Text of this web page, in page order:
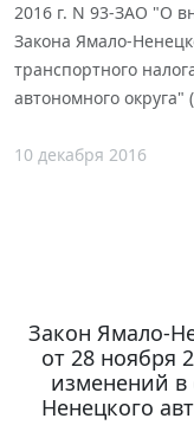
2016 г. N 93-ЗАО "О
Закона Ямало-
транспортного
автономного округа"
10 декабря 2016
Закон Ямало-
от 28 ноября
изменений в
Ненецкого